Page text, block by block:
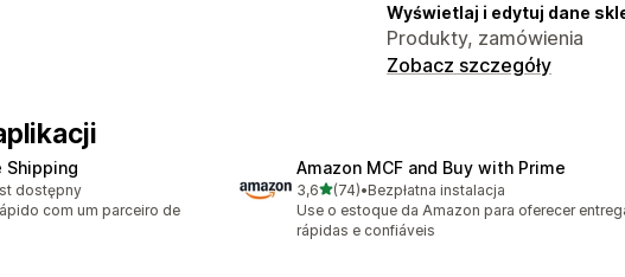
Wyświetlaj i edytuj dane
Produkty, zamówienia
Zobacz szczegóły
Shipping
dostępny
com um parceiro de
Amazon MCF and Buy with Prime
3,6na 5 gwiazdek
(74)
Łączna liczba recenzji: 74
•Bezpłatna instalacja
Use o estoque da Amazon para oferecer
rápidas e confiáveis